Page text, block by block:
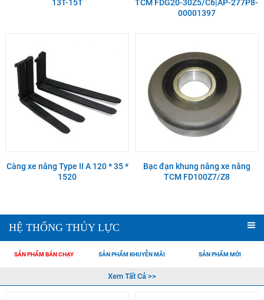
13T-15T
TCM FDG20-30Z5/C6|AP-277P8-
00001397
Càng xe nâng Type II A 120 * 35 *
1520
Bạc đạn khung nâng xe nâng
TCM FD100Z7/Z8
HỆ THỐNG THỦY LỰC
SẢN PHẨM BÁN CHẠY SẢN PHẨM KHUYỄN MÃI SẢN PHẨM MỚI
Xem Tất Cả >>